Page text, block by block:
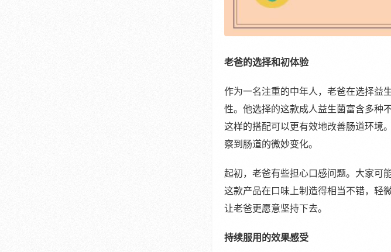
老爸的选择和初体验
作为一名注重的中年人，老爸在选择益
性。他选择的这款成人益生菌富含多种
这样的搭配可以更有效地改善肠道环境
察到肠道的微妙变化。
起初，老爸有些担心口感问题。大家可
这款产品在口味上制造得相当不错，轻
让老爸更愿意坚持下去。
持续服用的效果感受